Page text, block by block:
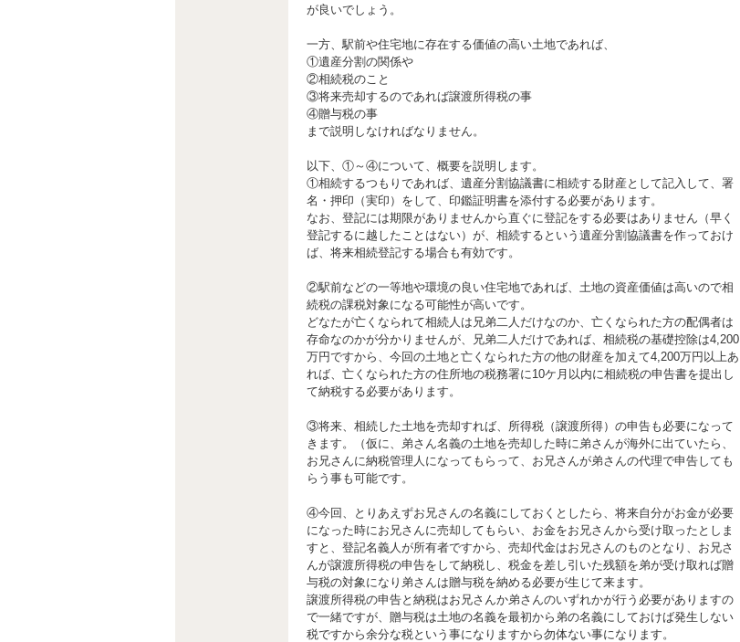
が良いでしょう。
一方、駅前や住宅地に存在する価値の高い土地であれば、
①遺産分割の関係や
②相続税のこと
③将来売却するのであれば譲渡所得税の事
④贈与税の事
まで説明しなければなりません。
以下、①～④について、概要を説明します。
①相続するつもりであれば、遺産分割協議書に相続する財産として記入して、署
名・押印（実印）をして、印鑑証明書を添付する必要があります。
なお、登記には期限がありませんから直ぐに登記をする必要はありません（早く
登記するに越したことはない）が、相続するという遺産分割協議書を作っておけ
ば、将来相続登記する場合も有効です。
②駅前などの一等地や環境の良い住宅地であれば、土地の資産価値は高いので相
続税の課税対象になる可能性が高いです。
どなたが亡くなられて相続人は兄弟二人だけなのか、亡くなられた方の配偶者は
存命なのかが分かりませんが、兄弟二人だけであれば、相続税の基礎控除は4,200
万円ですから、今回の土地と亡くなられた方の他の財産を加えて4,200万円以上あ
れば、亡くなられた方の住所地の税務署に10ケ月以内に相続税の申告書を提出し
て納税する必要があります。
③将来、相続した土地を売却すれば、所得税（譲渡所得）の申告も必要になって
きます。（仮に、弟さん名義の土地を売却した時に弟さんが海外に出ていたら、
お兄さんに納税管理人になってもらって、お兄さんが弟さんの代理で申告しても
らう事も可能です。
④今回、とりあえずお兄さんの名義にしておくとしたら、将来自分がお金が必要
になった時にお兄さんに売却してもらい、お金をお兄さんから受け取ったとしま
すと、登記名義人が所有者ですから、売却代金はお兄さんのものとなり、お兄さ
んが譲渡所得税の申告をして納税し、税金を差し引いた残額を弟が受け取れば贈
与税の対象になり弟さんは贈与税を納める必要が生じて来ます。
譲渡所得税の申告と納税はお兄さんか弟さんのいずれかが行う必要がありますの
で一緒ですが、贈与税は土地の名義を最初から弟の名義にしておけば発生しない
税ですから余分な税という事になりますから勿体ない事になります。